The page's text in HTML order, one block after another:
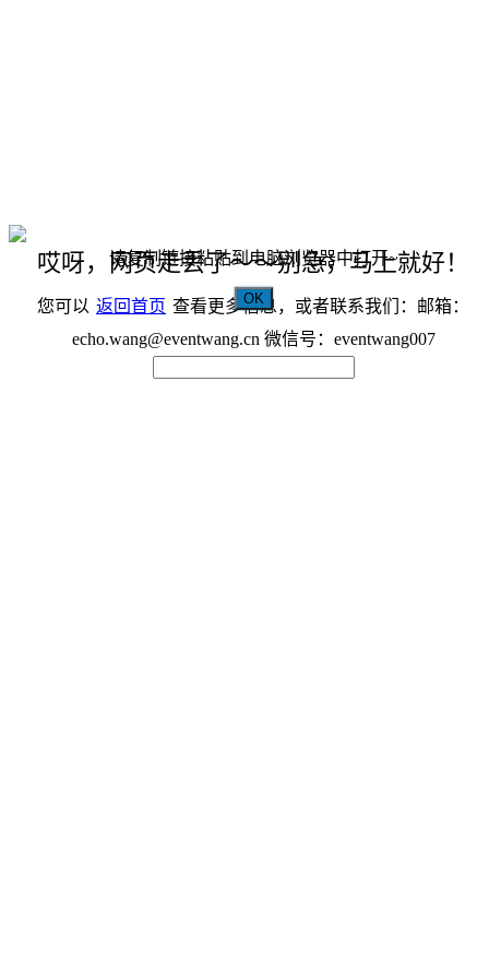
哎呀，网页走丢了～～别急，马上就好！
您可以 返回首页 查看更多信息，或者联系我们：邮箱：
echo.wang@eventwang.cn 微信号：eventwang007
请复制链接粘贴到电脑浏览器中打开~
OK